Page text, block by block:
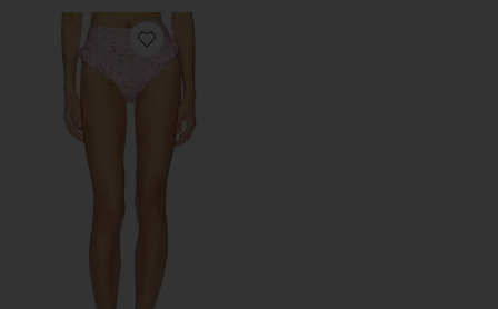
Favorite НИЗ БИКИНИ С ВЫСОКОЙ ТАЛИЕЙ JENGIBRE